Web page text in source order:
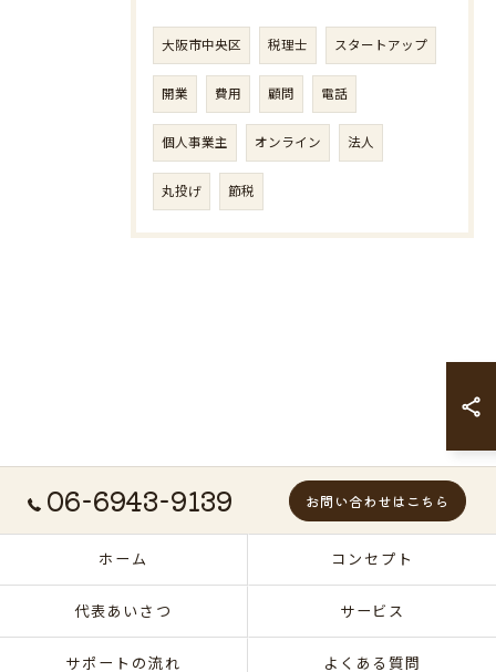
大阪市中央区 税理士 スタートアップ
開業 費用 顧問 電話
個人事業主 オンライン 法人
丸投げ 節税
06-6943-9139 お問い合わせはこちら
ホーム コンセプト
代表あいさつ サービス
サポートの流れ よくある質問